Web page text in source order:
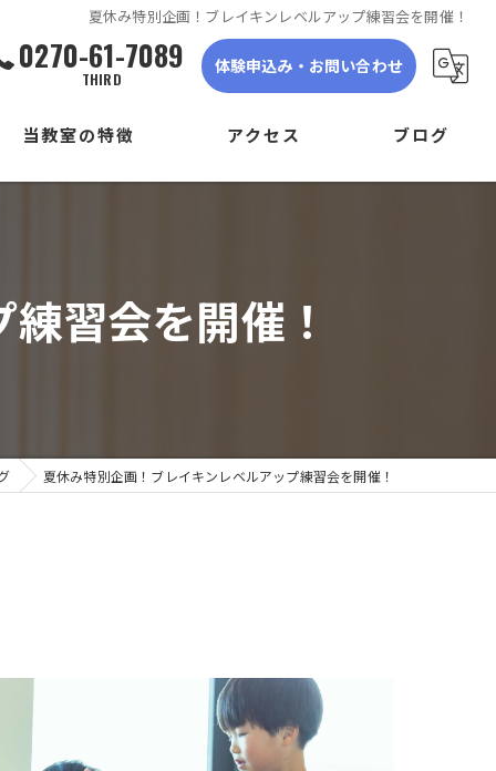
夏休み特別企画！ブレイキンレベルアップ練習会を開催！
0270-61-7089
THIRD
体験申込み・お問い合わせ
当教室の特徴
心者
アクセス
DANCE STUDIO TRIGER THIRD
ブログ
習会を開催！
夏休み特別企画！ブレイキンレベルアップ練習会を開催！